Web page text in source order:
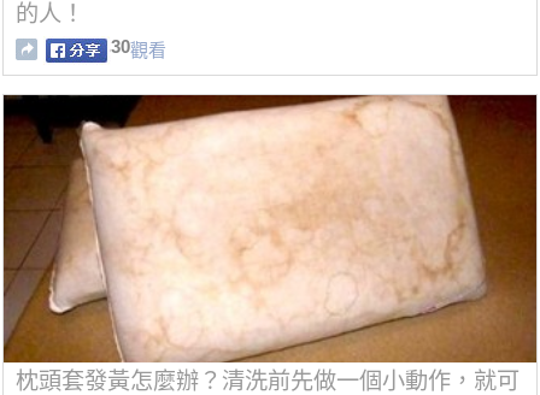
的人！
30觀看
枕頭套發黃怎麼辦？清洗前先做一個小動作，就可